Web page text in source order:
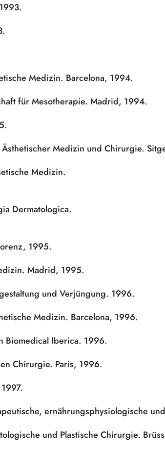
Medizin. Barcelona, 1994.
für Mesotherapie. Madrid, 1994.
Medizin und Chirurgie.
Medizin.
Dermatologica.
1995.
Madrid, 1995.
und Verjüngung. 1996.
Medizin. Barcelona, 1996.
Biomedical Iberica. 1996.
Chirurgie. Paris, 1996.
ernährungsphysiologische
und Plastische Chirurgie.